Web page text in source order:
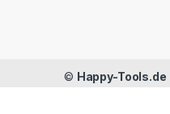
© Happy-Tools.de